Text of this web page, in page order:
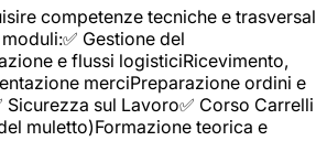
competenze tecniche e
Gestione del
e flussi logisticiRicevimento,
merciPreparazione ordini e
Sicurezza sul Lavoro✅ Corso Carrelli
muletto)Formazione teorica e